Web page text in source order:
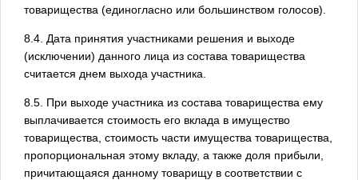
товарищества (единогласно или большинством голосов).
8.4. Дата принятия участниками решения и выходе
(исключении) данного лица из состава товарищества
считается днем выхода участника.
8.5. При выходе участника из состава товарищества ему
выплачивается стоимость его вклада в имущество
товарищества, стоимость части имущества товарищества,
пропорциональная этому вкладу, а также доля прибыли,
причитающаяся данному товарищу в соответствии с